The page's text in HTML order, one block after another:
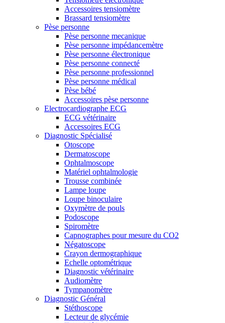
Accessoires tensiomètre
Brassard tensiomètre
Pèse personne
Pèse personne mecanique
Pèse personne impédancemètre
Pèse personne électronique
Pèse personne connecté
Pèse personne professionnel
Pèse personne médical
Pèse bébé
Accessoires pèse personne
Electrocardiographe ECG
ECG vétérinaire
Accessoires ECG
Diagnostic Spécialisé
Otoscope
Dermatoscope
Ophtalmoscope
Matériel ophtalmologie
Trousse combinée
Lampe loupe
Loupe binoculaire
Oxymètre de pouls
Podoscope
Spiromètre
Capnographes pour mesure du CO2
Négatoscope
Crayon dermographique
Echelle optométrique
Diagnostic vétérinaire
Audiomètre
Tympanomètre
Diagnostic Général
Stéthoscope
Lecteur de glycémie